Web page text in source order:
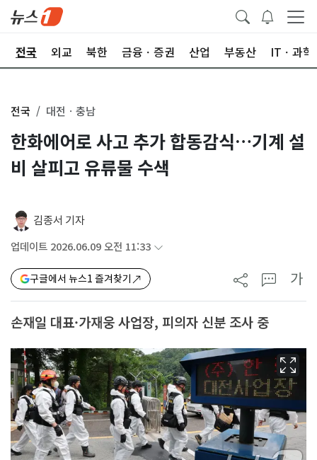
전국 외교 북한 금융ㆍ증권 산업 부동산 ITㆍ과학
전국 대전ㆍ충남
한화에어로 사고 추가 합동감식…기계 설
비 살피고 유류물 수색
김종서 기자
업데이트 2026.06.09 오전 11:33
구글에서 뉴스1 즐겨찾기 가
손재일 대표·가재웅 사업장, 피의자 신분 조사 중